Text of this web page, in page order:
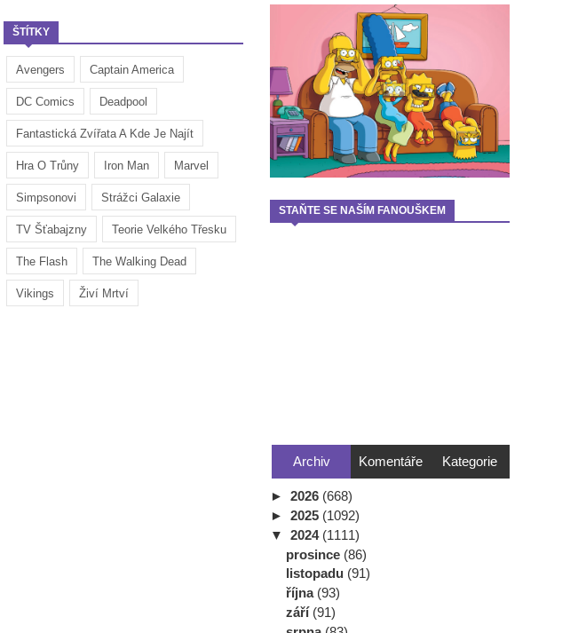
ŠTÍTKY
Avengers Captain America
DC Comics Deadpool
Fantastická Zvířata A Kde Je Najít
Hra O Trůny Iron Man Marvel
Simpsonovi Strážci Galaxie
TV Šťabajzny Teorie Velkého Třesku
The Flash The Walking Dead
Vikings Živí Mrtví
STAŇTE SE NAŠÍM FANOUŠKEM
Archiv Komentáře Kategorie
► 2026 (668)
► 2025 (1092)
▼ 2024 (1111)
prosince (86)
listopadu (91)
října (93)
září (91)